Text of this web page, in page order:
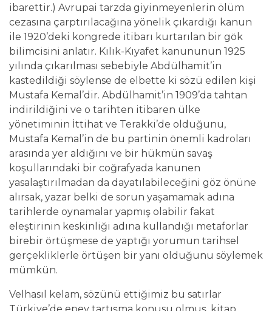
ibarettir.) Avrupai tarzda giyinmeyenlerin ölüm
cezasına çarptırılacağına yönelik çıkardığı kanun
ile 1920’deki kongrede itibarı kurtarılan bir gök
bilimcisini anlatır. Kılık-Kıyafet kanununun 1925
yılında çıkarılması sebebiyle Abdülhamit’in
kastedildiği söylense de elbette ki sözü edilen kişi
Mustafa Kemal’dir. Abdülhamit’in 1909’da tahtan
indirildiğini ve o tarihten itibaren ülke
yönetiminin İttihat ve Terakki’de olduğunu,
Mustafa Kemal’in de bu partinin önemli kadroları
arasında yer aldığını ve bir hükmün savaş
koşullarındaki bir coğrafyada kanunen
yasalaştırılmadan da dayatılabileceğini göz önüne
alırsak, yazar belki de sorun yaşamamak adına
tarihlerde oynamalar yapmış olabilir fakat
eleştirinin keskinliği adına kullandığı metaforlar
birebir örtüşmese de yaptığı yorumun tarihsel
gerçekliklerle örtüşen bir yanı olduğunu söylemek
mümkün.
Velhasıl kelam, sözünü ettiğimiz bu satırlar